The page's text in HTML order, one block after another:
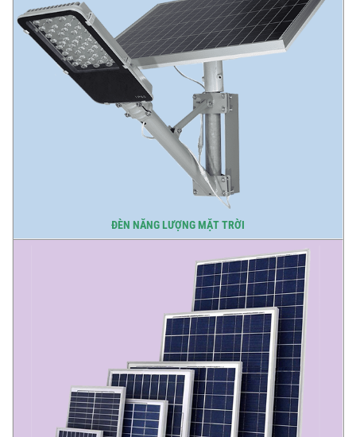
ĐÈN NĂNG LƯỢNG MẶT TRỜI